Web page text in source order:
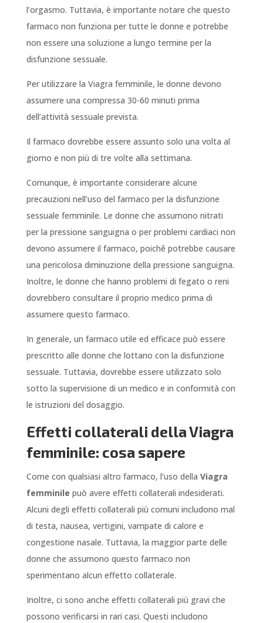
l’orgasmo. Tuttavia, è importante notare che questo
farmaco non funziona per tutte le donne e potrebbe
non essere una soluzione a lungo termine per la
disfunzione sessuale.
Per utilizzare la Viagra femminile, le donne devono
assumere una compressa 30-60 minuti prima
dell’attività sessuale prevista.
Il farmaco dovrebbe essere assunto solo una volta al
giorno e non più di tre volte alla settimana.
Comunque, è importante considerare alcune
precauzioni nell’uso del farmaco per la disfunzione
sessuale femminile. Le donne che assumono nitrati
per la pressione sanguigna o per problemi cardiaci non
devono assumere il farmaco, poichê potrebbe causare
una pericolosa diminuzione della pressione sanguigna.
Inoltre, le donne che hanno problemi di fegato o reni
dovrebbero consultare il proprio medico prima di
assumere questo farmaco.
In generale, un farmaco utile ed efficace può essere
prescritto alle donne che lottano con la disfunzione
sessuale. Tuttavia, dovrebbe essere utilizzato solo
sotto la supervisione di un medico e in conformità con
le istruzioni del dosaggio.
Effetti collaterali della Viagra
femminile: cosa sapere
Come con qualsiasi altro farmaco, l’uso della Viagra
femminile può avere effetti collaterali indesiderati.
Alcuni degli effetti collaterali più comuni includono mal
di testa, nausea, vertigini, vampate di calore e
congestione nasale. Tuttavia, la maggior parte delle
donne che assumono questo farmaco non
sperimentano alcun effetto collaterale.
Inoltre, ci sono anche effetti collaterali più gravi che
possono verificarsi in rari casi. Questi includono